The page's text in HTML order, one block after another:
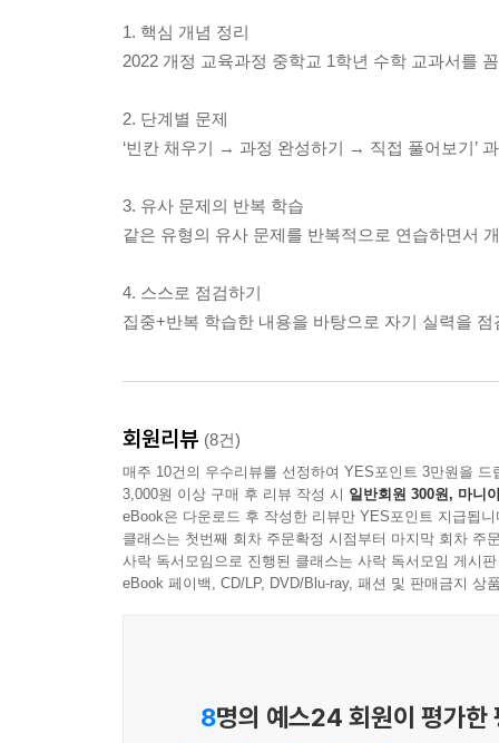
1. 핵심 개념 정리
2022 개정 교육과정 중학교 1학년 수학 교과서를
2. 단계별 문제
‘빈칸 채우기 → 과정 완성하기 → 직접 풀어보기’
3. 유사 문제의 반복 학습
같은 유형의 유사 문제를 반복적으로 연습하면서
4. 스스로 점검하기
집중+반복 학습한 내용을 바탕으로 자기 실력을
회원리뷰 (8건)
매주 10건의 우수리뷰를 선정하여 YES포인트 3만원을 드
3,000원 이상 구매 후 리뷰 작성 시 일반회원 300원, 마니
eBook은 다운로드 후 작성한 리뷰만 YES포인트 지급됩니
클래스는 첫번째 회차 주문확정 시점부터 마지막 회차 주
사락 독서모임으로 진행된 클래스는 사락 독서모임 게시
eBook 페이백, CD/LP, DVD/Blu-ray, 패션 및 판매금지 상
8명의 예스24 회원이 평가한